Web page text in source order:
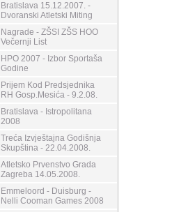
Bratislava 15.12.2007. -
Dvoranski Atletski Miting
Nagrade - ZŠSI ZŠS HOO
Večernji List
HPO 2007 - Izbor Sportaša
Godine
Prijem Kod Predsjednika
RH Gosp.Mesića - 9.2.08.
Bratislava - Istropolitana
2008
Treća Izvještajna Godišnja
Skupština - 22.04.2008.
Atletsko Prvenstvo Grada
Zagreba 14.05.2008.
Emmeloord - Duisburg -
Nelli Cooman Games 2008